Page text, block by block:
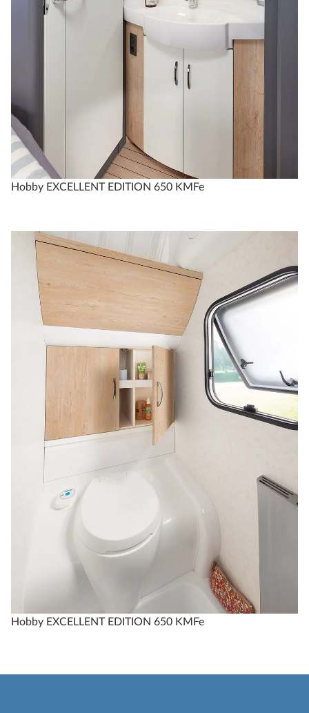
Hobby EXCELLENT EDITION 650 KMFe
Hobby EXCELLENT EDITION 650 KMFe